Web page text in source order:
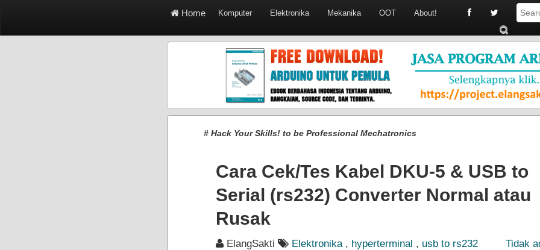
Home Komputer Elektronika Mekanika OOT About!
S
ub
mi
t
# Hack Your Skills! to be Professional Mechatronics
Cara Cek/Tes Kabel DKU-5 & USB to
Serial (rs232) Converter Normal atau
Rusak
ElangSakti Elektronika , hyperterminal , usb to rs232 Tidak